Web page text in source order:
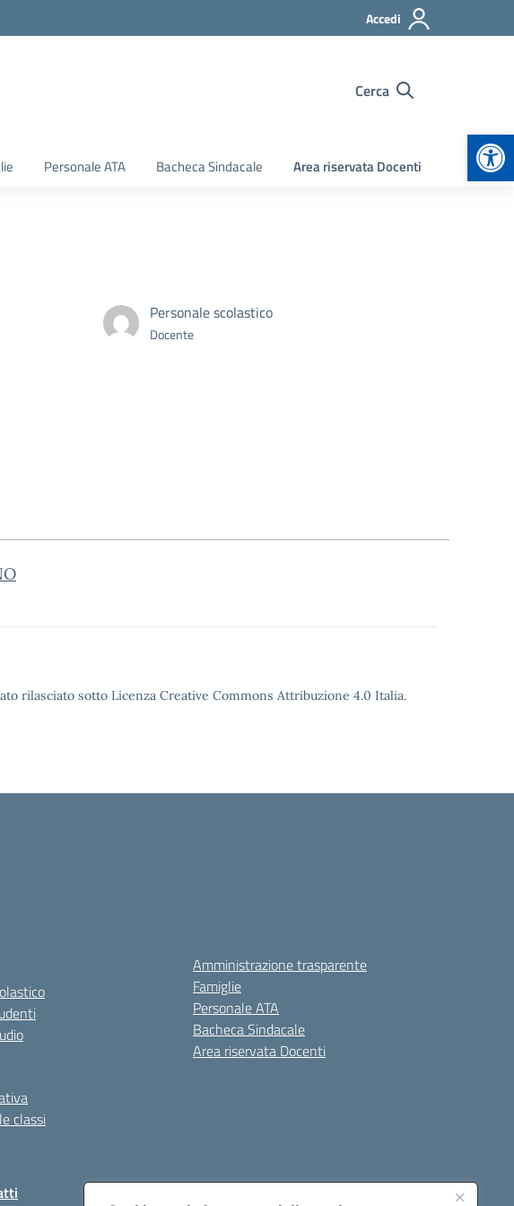
Accedi
Cerca
Personale ATA Bacheca Sindacale Area riservata Docenti
Personale scolastico
Docente
rilasciato sotto Licenza Creative Commons Attribuzione 4.0 Italia.
classi
Amministrazione trasparente
Famiglie
Personale ATA
Bacheca Sindacale
Area riservata Docenti